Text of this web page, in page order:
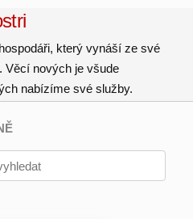
který vynáší ze své
Věcí nových je všude
nabízíme své služby.